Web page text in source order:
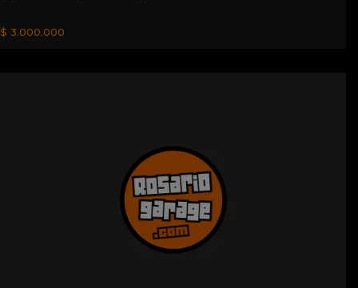
$ 3.000.000